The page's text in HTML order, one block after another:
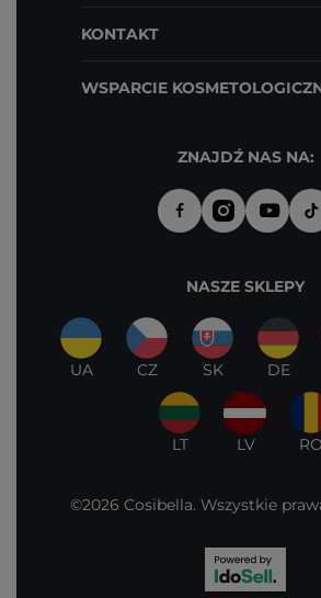
KONTAKT
WSPARCIE
ZNAJDŹ NAS NA:
NASZE SKLEPY
UA CZ SK DE
LT LV RO
©2026 Cosibella. Wszystkie